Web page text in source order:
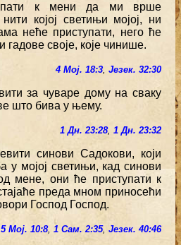
к мени да ми врше
којој светињи мојој, ни
неће приступати, него ће
гадове своје, које чинише.
4 Мој. 18:3, Језек. 32:30
за чуваре дому на сваку
што бива у њему.
1 Дн. 23:28, 1 Дн. 23:32
синови Садокови, који
у мојој светињи, кад синови
мене, они ће приступати к
преда мном приносећи
Господ Господ.
5 Мој. 10:8, 1 Сам. 2:35, Језек. 40:46